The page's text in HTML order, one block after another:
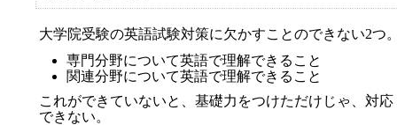
大学院受験の英語試験対策に欠かすことのできない2つ
専門分野について英語で理解できること
関連分野について英語で理解できること
これができていないと、基礎力をつけただけじゃ、対応
できない。